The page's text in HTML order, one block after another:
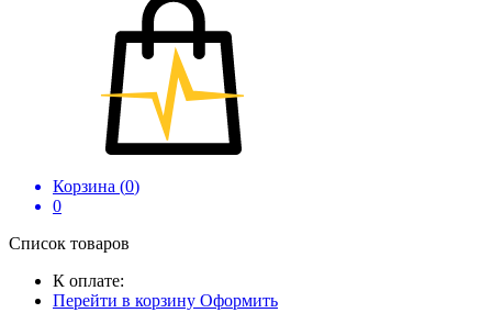
Корзина (0)
0
Список товаров
К оплате:
Перейти в корзину Оформить